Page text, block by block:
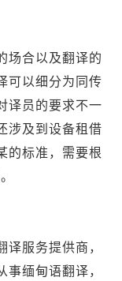
场合以及翻译的
可以细分为同传
译员的要求不一
涉及到设备租借
的标准，需要根
服务提供商，
事缅甸语翻译，